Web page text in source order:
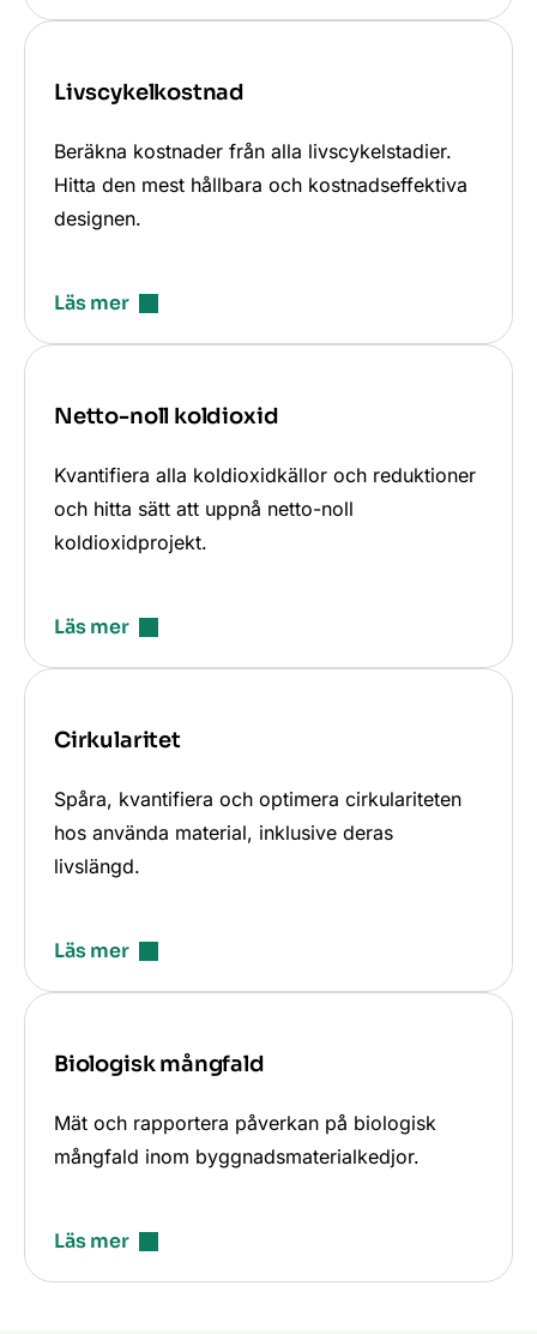
Livscykelkostnad
Beräkna kostnader från alla livscykelstadier.
Hitta den mest hållbara och kostnadseffektiva
designen.
Läs mer
Netto-noll koldioxid
Kvantifiera alla koldioxidkällor och reduktioner
och hitta sätt att uppnå netto-noll
koldioxidprojekt.
Läs mer
Cirkularitet
Spåra, kvantifiera och optimera cirkulariteten
hos använda material, inklusive deras
livslängd.
Läs mer
Biologisk mångfald
Mät och rapportera påverkan på biologisk
mångfald inom byggnadsmaterialkedjor.
Läs mer